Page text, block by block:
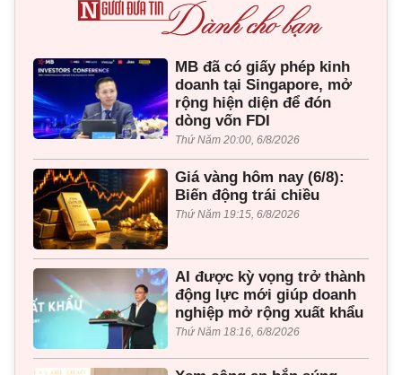
MB đã có giấy phép kinh
doanh tại Singapore, mở
rộng hiện diện để đón
dòng vốn FDI
Thứ Năm 20:00, 6/8/2026
Giá vàng hôm nay (6/8):
Biến động trái chiều
Thứ Năm 19:15, 6/8/2026
AI được kỳ vọng trở thành
động lực mới giúp doanh
nghiệp mở rộng xuất khẩu
Thứ Năm 18:16, 6/8/2026